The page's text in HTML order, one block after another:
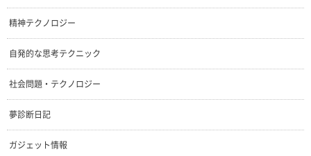
精神テクノロジー
自発的な思考テクニック
社会問題・テクノロジー
夢診断日記
ガジェット情報